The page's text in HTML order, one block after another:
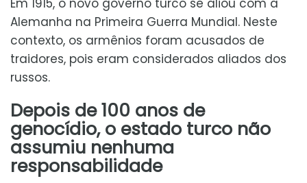
Alemanha na Primeira Guerra Mundial. Neste
contexto, os armênios foram acusados de
traidores, pois eram considerados aliados dos
russos.
Depois de 100 anos de
genocídio, o estado turco não
assumiu nenhuma
responsabilidade